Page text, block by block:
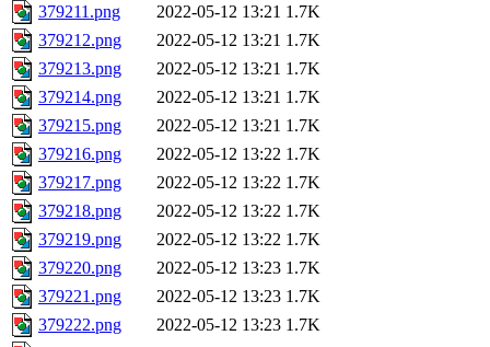
379211.png
2022-05-12 13:21 1.7K
379212.png
2022-05-12 13:21 1.7K
379213.png
2022-05-12 13:21 1.7K
379214.png
2022-05-12 13:21 1.7K
379215.png
2022-05-12 13:21 1.7K
379216.png
2022-05-12 13:22 1.7K
379217.png
2022-05-12 13:22 1.7K
379218.png
2022-05-12 13:22 1.7K
379219.png
2022-05-12 13:22 1.7K
379220.png
2022-05-12 13:23 1.7K
379221.png
2022-05-12 13:23 1.7K
379222.png
2022-05-12 13:23 1.7K